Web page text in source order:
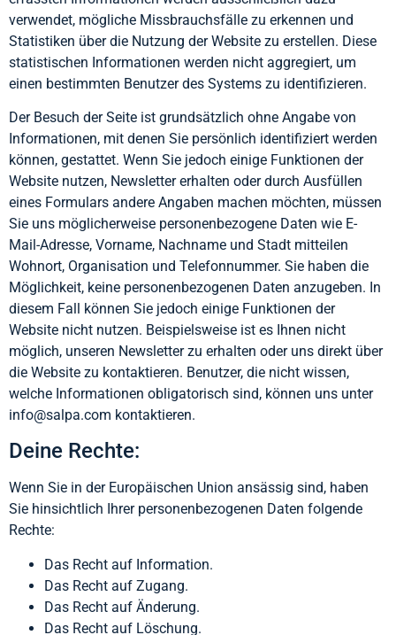
verwendet, mögliche Missbrauchsfälle zu erkennen und
Statistiken über die Nutzung der Website zu erstellen. Diese
statistischen Informationen werden nicht aggregiert, um
einen bestimmten Benutzer des Systems zu identifizieren.
Der Besuch der Seite ist grundsätzlich ohne Angabe von
Informationen, mit denen Sie persönlich identifiziert werden
können, gestattet. Wenn Sie jedoch einige Funktionen der
Website nutzen, Newsletter erhalten oder durch Ausfüllen
eines Formulars andere Angaben machen möchten, müssen
Sie uns möglicherweise personenbezogene Daten wie E-
Mail-Adresse, Vorname, Nachname und Stadt mitteilen
Wohnort, Organisation und Telefonnummer. Sie haben die
Möglichkeit, keine personenbezogenen Daten anzugeben. In
diesem Fall können Sie jedoch einige Funktionen der
Website nicht nutzen. Beispielsweise ist es Ihnen nicht
möglich, unseren Newsletter zu erhalten oder uns direkt über
die Website zu kontaktieren. Benutzer, die nicht wissen,
welche Informationen obligatorisch sind, können uns unter
info@salpa.com kontaktieren.
Deine Rechte:
Wenn Sie in der Europäischen Union ansässig sind, haben
Sie hinsichtlich Ihrer personenbezogenen Daten folgende
Rechte:
Das Recht auf Information.
Das Recht auf Zugang.
Das Recht auf Änderung.
Das Recht auf Löschung.